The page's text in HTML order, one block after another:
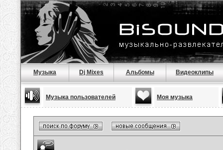
Музыка Dj Mixes Альбомы Видеоклипы
Музыка пользователей Моя музыка